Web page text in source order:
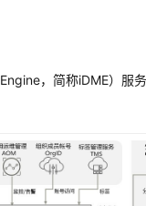
，简称iDME） 服